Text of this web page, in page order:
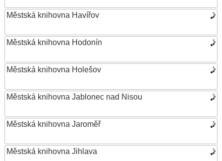
Městská knihovna Havířov
Městská knihovna Hodonín
Městská knihovna Holešov
Městská knihovna Jablonec nad Nisou
Městská knihovna Jaroměř
Městská knihovna Jihlava